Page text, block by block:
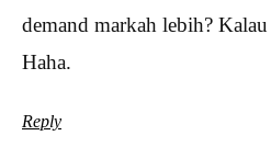
demand markah lebih?
Haha.
Reply